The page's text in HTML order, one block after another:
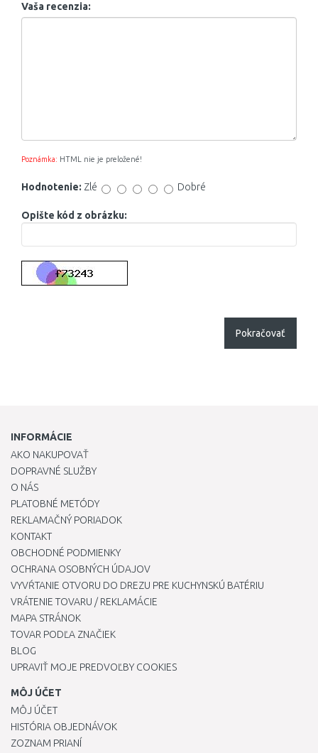
Vaša recenzia:
Poznámka: HTML nie je preložené!
Hodnotenie: Zlé Dobré
Opište kód z obrázku:
Pokračovať
INFORMÁCIE
AKO NAKUPOVAŤ
DOPRAVNÉ SLUŽBY
O NÁS
PLATOBNÉ METÓDY
REKLAMAČNÝ PORIADOK
KONTAKT
OBCHODNÉ PODMIENKY
OCHRANA OSOBNÝCH ÚDAJOV
VYVŔTANIE OTVORU DO DREZU PRE KUCHYNSKÚ BATÉRIU
VRÁTENIE TOVARU / REKLAMÁCIE
MAPA STRÁNOK
TOVAR PODĽA ZNAČIEK
BLOG
UPRAVIŤ MOJE PREDVOĽBY COOKIES
MÔJ ÚČET
MÔJ ÚČET
HISTÓRIA OBJEDNÁVOK
ZOZNAM PRIANÍ